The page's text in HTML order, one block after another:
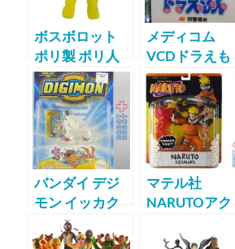
ボスボロット
ポリ製 ポリ人
形 パチ スタン
ダードサイズ
マジンガーZ メ
キシコ製 KO
メディコム
VCDドラえも
ん初登場版
バンダイ デジ
モン イッカク
モン
マテル社
NARUTOアク